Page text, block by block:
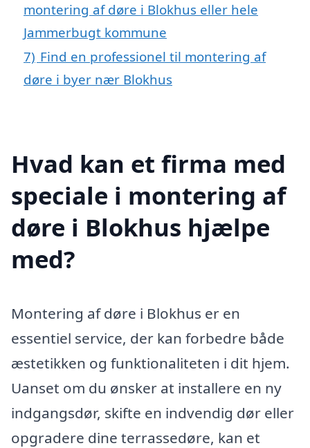
montering af døre i Blokhus eller hele
Jammerbugt kommune
7) Find en professionel til montering af
døre i byer nær Blokhus
Hvad kan et firma med
speciale i montering af
døre i Blokhus hjælpe
med?
Montering af døre i Blokhus er en
essentiel service, der kan forbedre både
æstetikken og funktionaliteten i dit hjem.
Uanset om du ønsker at installere en ny
indgangsdør, skifte en indvendig dør eller
opgradere dine terrassedøre, kan et